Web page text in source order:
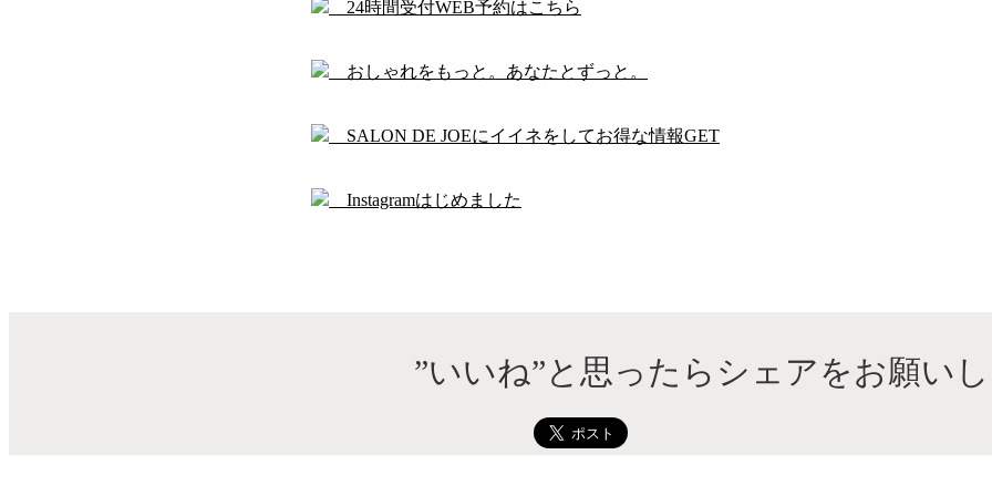
24時間受付WEB予約はこちら
おしゃれをもっと。あなたとずっと。
SALON DE JOEにイイネをしてお得な情報GET
Instagramはじめました
”いいね”と思ったらシェアをお願い